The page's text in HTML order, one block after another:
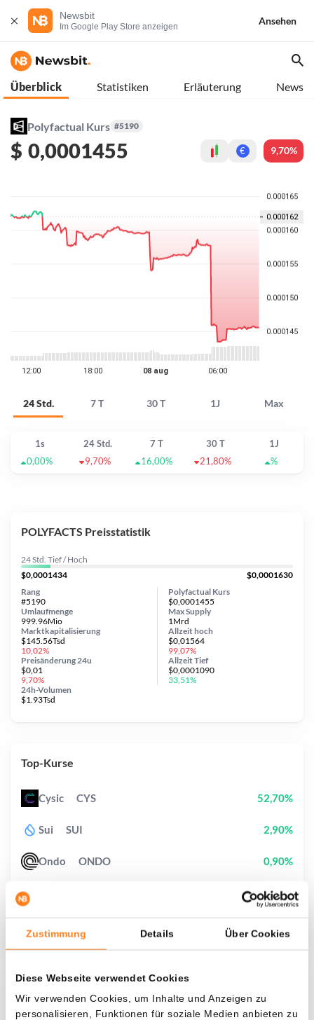
Zustimmung Details Über Cookies
Diese Webseite verwendet Cookies
Wir verwenden Cookies, um Inhalte und Anzeigen zu
personalisieren, Funktionen für soziale Medien anbieten zu
Newsbit
Im Google Play Store anzeigen
Ansehen
Überblick Statistiken Erläuterung News
Polyfactual Kurs #5190
$ 0,0001455 € 9,70%
24 Std. 7 T 30 T 1J Max
1s 24 Std. 7 T 30 T
1J
0,00%
9,70% 16,00% 21,80% %
Was, wenn ich...?
POLYFACTS Preisstatistik
24 Std. Tief / Hoch
$0,0001434
$0,0001630
Polyfactual Kurs
$0,0001455
Umlaufmenge
999.96Mio
Preisänderung 24u
$0,01
9,70%
Max Supply
1Mrd
Marktkapitalisierung
$145.56Tsd
10,02%
24h-Volumen
$1.93Tsd
Rang
#5190
Allzeithoch
$0,01564
99,07%
AllzeitTief
$0,0001090
33,51%
Top-Kurse
Cysic CYS 52,70%
Sui SUI 2,90%
Ondo ONDO 0,90%
2,40%